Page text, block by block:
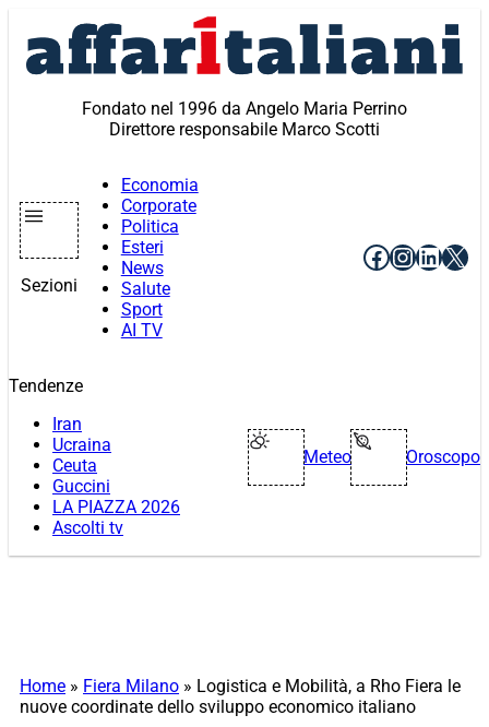
contenuto
Fondato nel 1996 da Angelo Maria Perrino
Direttore responsabile Marco Scotti
Sezioni
Economia
Corporate
Politica
Esteri
News
Salute
Sport
AI TV
Facebook
X
Tendenze
Iran
Ucraina
Ceuta
Guccini
LA PIAZZA 2026
Ascolti tv
Meteo Oroscopo
Home » Fiera Milano » Logistica e Mobilità, a Rho Fiera le
nuove coordinate dello sviluppo economico italiano